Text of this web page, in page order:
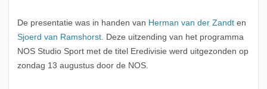
De presentatie was in handen van Herman van der Zandten
Sjoerd van Ramshorst. Deze uitzending van het programma
NOS Studio Sport met de titel Eredivisie werd uitgezonden op
zondag 13 augustus door de NOS.